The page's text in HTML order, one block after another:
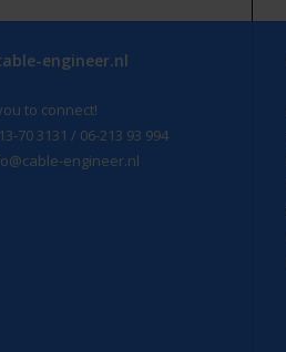
engineer.nl
to connect!
70 3131 / 06-213 93 994
engineer.nl